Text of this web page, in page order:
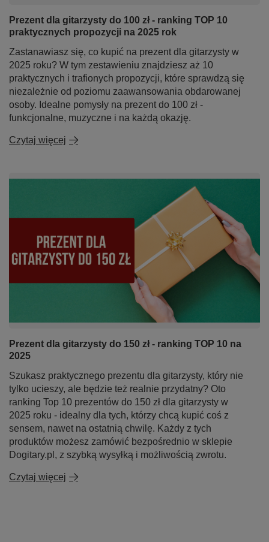
Prezent dla gitarzysty do 100 zł - ranking TOP 10
praktycznych propozycji na 2025 rok
Zastanawiasz się, co kupić na prezent dla gitarzysty w
2025 roku? W tym zestawieniu znajdziesz aż 10
praktycznych i trafionych propozycji, które sprawdzą się
niezależnie od poziomu zaawansowania obdarowanej
osoby. Idealne pomysły na prezent do 100 zł -
funkcjonalne, muzyczne i na każdą okazję.
Czytaj więcej
Prezent dla gitarzysty do 150 zł - ranking TOP 10 na
2025
Szukasz praktycznego prezentu dla gitarzysty, który nie
tylko ucieszy, ale będzie też realnie przydatny? Oto
ranking Top 10 prezentów do 150 zł dla gitarzysty w
2025 roku - idealny dla tych, którzy chcą kupić coś z
sensem, nawet na ostatnią chwilę. Każdy z tych
produktów możesz zamówić bezpośrednio w sklepie
Dogitary.pl, z szybką wysyłką i możliwością zwrotu.
Czytaj więcej